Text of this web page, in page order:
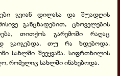
გვიან დილასა და შუადღის
განცხადებით, ცხოველების
თითქოს გარემოში რაღაც
გაიგებდა, თუ რა ხდებოდა.
სახლში შეეყვანა. სიფრთხილის
რომელიც სახლში ინახებოდა.